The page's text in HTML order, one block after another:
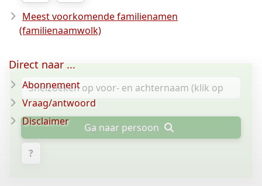
Meest voorkomende familienamen
(familienaamwolk)
Ga naar persoon
?
Direct naar ...
Abonnement
Vraag/antwoord
Disclaimer